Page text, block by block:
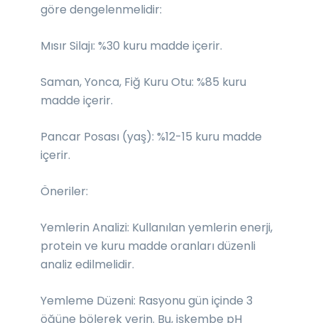
göre dengelenmelidir:
Mısır Silajı: %30 kuru madde içerir.
Saman, Yonca, Fiğ Kuru Otu: %85 kuru
madde içerir.
Pancar Posası (yaş): %12-15 kuru madde
içerir.
Öneriler:
Yemlerin Analizi: Kullanılan yemlerin enerji,
protein ve kuru madde oranları düzenli
analiz edilmelidir.
Yemleme Düzeni: Rasyonu gün içinde 3
öğüne bölerek verin. Bu, işkembe pH